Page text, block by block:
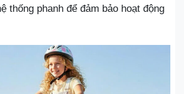
thống phanh để đảm bảo hoạt động